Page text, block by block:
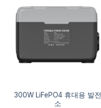
300W LiFePO4 휴대용 발전
소